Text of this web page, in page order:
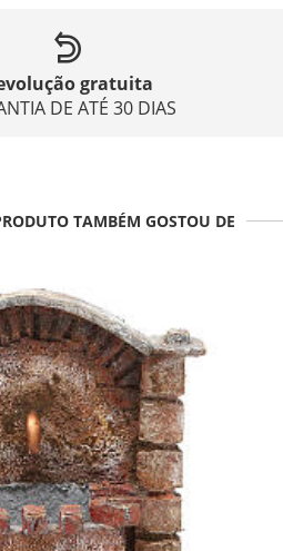
gratuita
DE ATÉ 30 DIAS
TAMBÉM GOSTOU DE